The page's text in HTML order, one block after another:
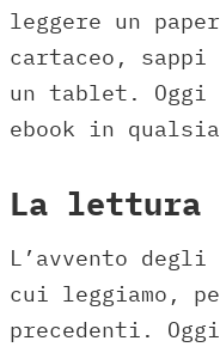
leggere un
cartaceo,
un tablet. Oggi
ebook in
La lettura
L’avvento
cui leggiamo,
precedenti.